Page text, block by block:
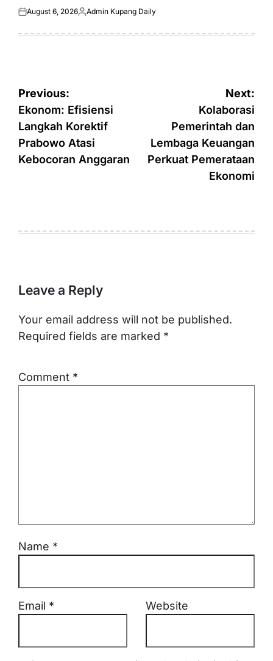
Posted
August 6, 2026Posted
Admin Kupang Daily
Post
navigation
Previous:
Ekonom: Efisiensi
Langkah Korektif
Prabowo Atasi
Kebocoran Anggaran
Next:
Kolaborasi
Pemerintah dan
Lembaga Keuangan
Perkuat Pemerataan
Ekonomi
Leave a Reply
Your email address will not be published.
Required fields are marked *
Comment *
Name *
Email * Website